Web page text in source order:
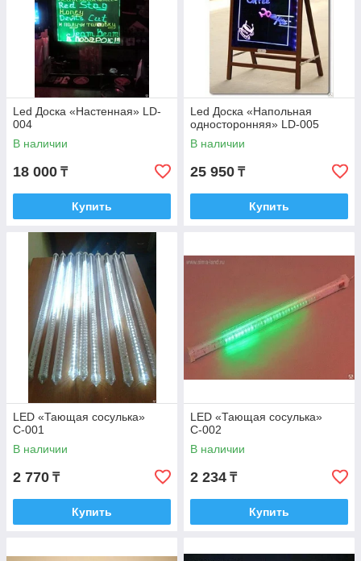
Led Доска «Настенная» LD-
004
В наличии
18 000 ₸
Купить
Led Доска «Напольная
односторонняя» LD-005
В наличии
25 950 ₸
Купить
LED «Тающая сосулька»
С-001
В наличии
2 770 ₸
Купить
LED «Тающая сосулька»
С-002
В наличии
2 234 ₸
Купить